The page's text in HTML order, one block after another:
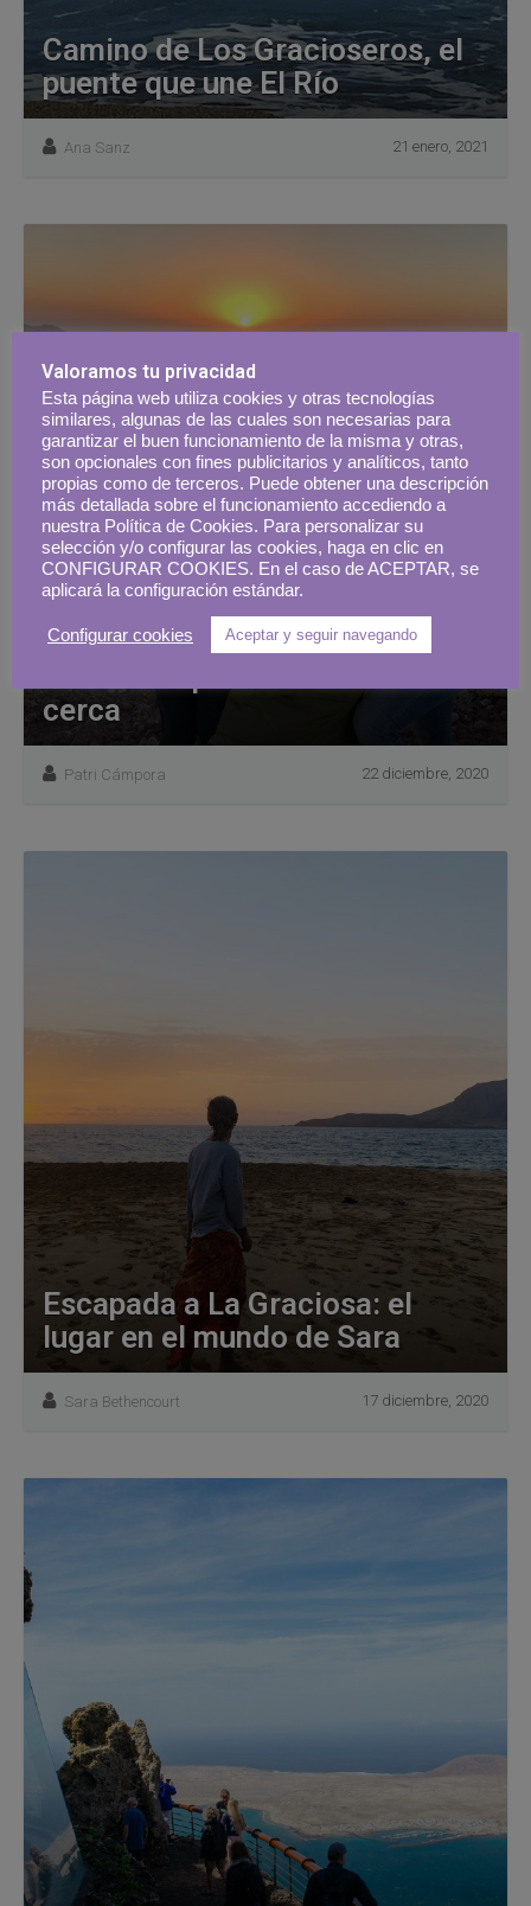
Camino de Los Gracioseros, el
puente que une El Río
Ana Sanz 21 enero, 2021
El año en que aprendimos a
cerca
Patri Cámpora 22 diciembre, 2020
Escapada a La Graciosa: el
lugar en el mundo de Sara
Sara Bethencourt 17 diciembre, 2020
Valoramos tu privacidad
Esta página web utiliza cookies y otras tecnologías
similares, algunas de las cuales son necesarias para
garantizar el buen funcionamiento de la misma y otras,
son opcionales con fines publicitarios y analíticos, tanto
propias como de terceros. Puede obtener una descripción
más detallada sobre el funcionamiento accediendo a
nuestra Política de Cookies. Para personalizar su
selección y/o configurar las cookies, haga en clic en
CONFIGURAR COOKIES. En el caso de ACEPTAR, se
aplicará la configuración estándar.
Configurar cookies Aceptar y seguir navegando